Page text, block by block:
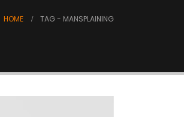
HOME TAG - MANSPLAINING